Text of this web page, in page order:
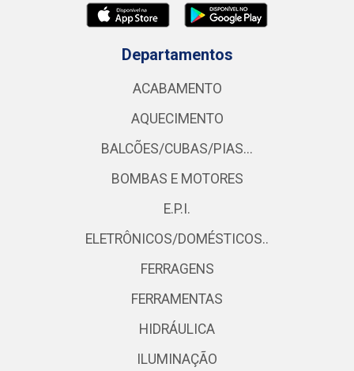
Departamentos
ACABAMENTO
AQUECIMENTO
BALCÕES/CUBAS/PIAS...
BOMBAS E MOTORES
E.P.I.
ELETRÔNICOS/DOMÉSTICOS..
FERRAGENS
FERRAMENTAS
HIDRÁULICA
ILUMINAÇÃO